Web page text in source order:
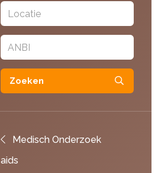
Zoeken
Medisch Onderzoek
aids